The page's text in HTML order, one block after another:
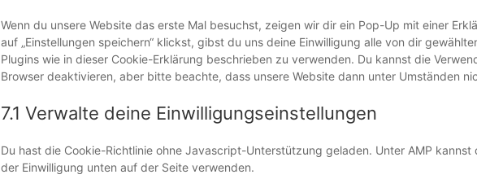
Wenn du unsere Website das erste Mal besuchst, zeigen wir dir ein Pop-Up mit einer
auf „Einstellungen speichern“ klickst, gibst du uns deine Einwilligung alle von dir
Plugins wie in dieser Cookie-Erklärung beschrieben zu verwenden. Du kannst die
Browser deaktivieren, aber bitte beachte, dass unsere Website dann unter Umständen
7.1 Verwalte deine Einwilligungseinstellungen
Du hast die Cookie-Richtlinie ohne Javascript-Unterstützung geladen. Unter AMP kannst
der Einwilligung unten auf der Seite verwenden.